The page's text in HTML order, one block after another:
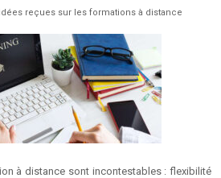
reçues sur les formations à distance
à distance sont incontestables : flexibilité